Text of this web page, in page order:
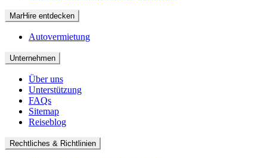
MarHire entdecken
Autovermietung
Unternehmen
Über uns
Unterstützung
FAQs
Sitemap
Reiseblog
Rechtliches & Richtlinien